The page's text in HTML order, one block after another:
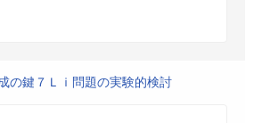
の鍵７Ｌｉ問題の実験的検討